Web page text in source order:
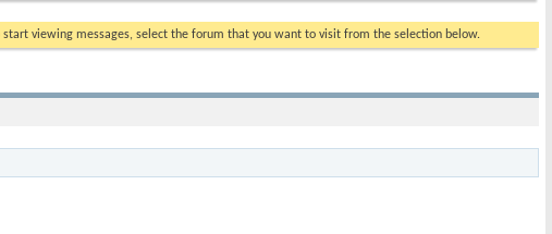
start viewing messages, select the forum that you want to visit from the selection below.